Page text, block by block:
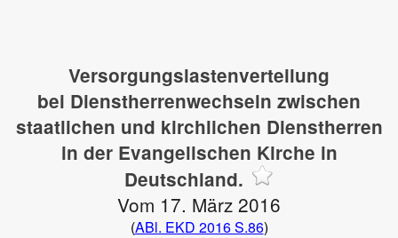
Versorgungslastenverteilung
bei Dienstherrenwechseln zwischen
staatlichen und kirchlichen Dienstherren
in der Evangelischen Kirche in
Deutschland.
Vom 17. März 2016
(ABl. EKD 2016 S.86)